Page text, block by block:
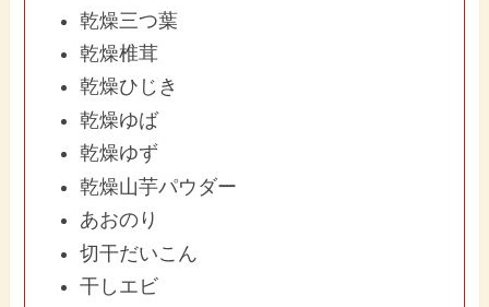
乾燥三つ葉
乾燥椎茸
乾燥ひじき
乾燥ゆば
乾燥ゆず
乾燥山芋パウダー
あおのり
切干だいこん
干しエビ